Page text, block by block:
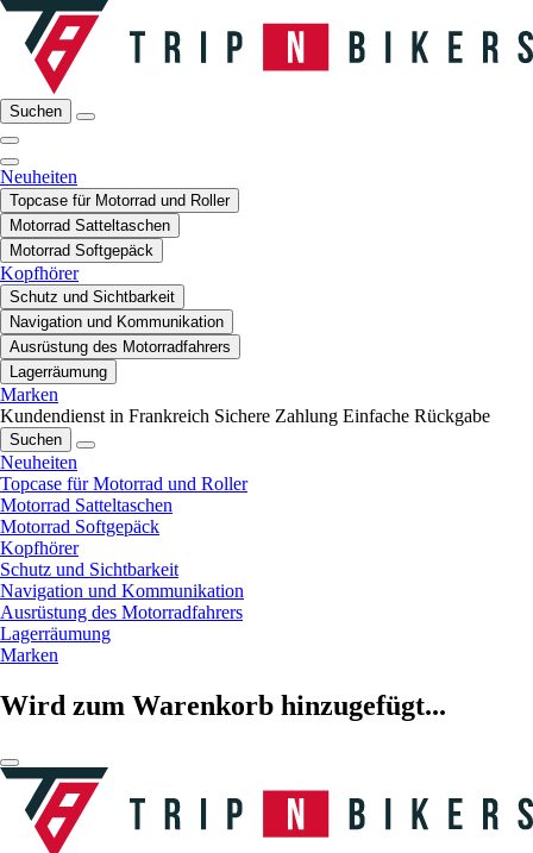
Suchen
Neuheiten
Topcase für Motorrad und Roller
Motorrad Satteltaschen
Motorrad Softgepäck
Kopfhörer
Schutz und Sichtbarkeit
Navigation und Kommunikation
Ausrüstung des Motorradfahrers
Lagerräumung
Marken
Kundendienst in Frankreich Sichere Zahlung Einfache Rückgabe
Suchen
Neuheiten
Topcase für Motorrad und Roller
Motorrad Satteltaschen
Motorrad Softgepäck
Kopfhörer
Schutz und Sichtbarkeit
Navigation und Kommunikation
Ausrüstung des Motorradfahrers
Lagerräumung
Marken
Wird zum Warenkorb hinzugefügt...